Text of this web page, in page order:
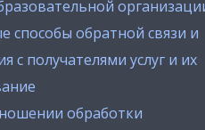
способы обратной связи и
с получателями услуг и их
обработки